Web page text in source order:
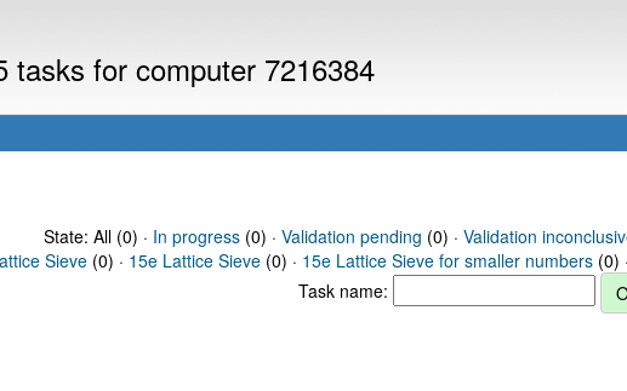
tasks for computer 7216384
State: All (0) · In progress(0) · Validation pending (0) · Validation
Sieve (0) · 15e Lattice Sieve (0) · 15e Lattice Sieve for smaller numbers (0) ·
Task name: